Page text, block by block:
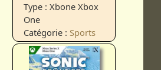
Type : Xbone Xbox
One
Catégorie : Sports